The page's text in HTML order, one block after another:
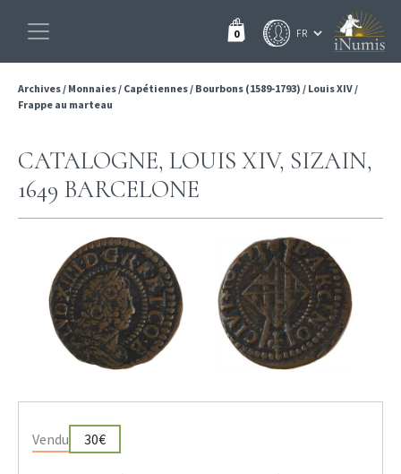
0
Archives/ Monnaies/ Capétiennes/ Bourbons (1589-1793) / Louis XIV/
Frappe au marteau
CATALOGNE, LOUIS XIV, SIZAIN,
1649 BARCELONE
Vendu 30€